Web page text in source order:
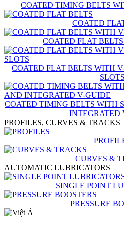
COATED TIMING BELTS
COATED
COATED FLAT
COATED FLAT BELTS WITH
SLOTS
COATED TIMING BELTS WITH
INTEGRATED
PROFILES, CURVES & TRACKS
CURVES &
AUTOMATIC LUBRICATORS
SINGLE POINT
PRESSURE